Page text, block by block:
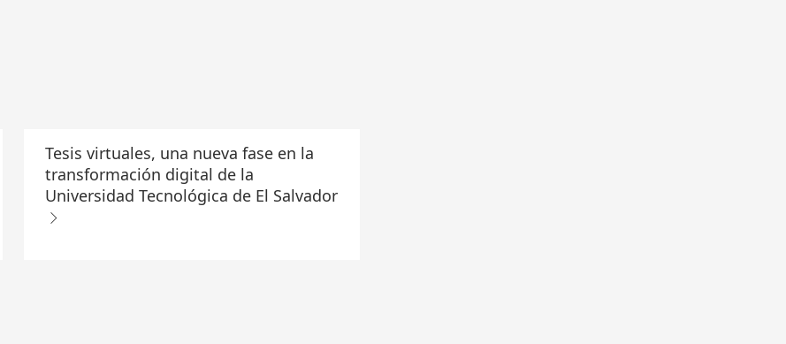
Tesis virtuales, una nueva fase en la
transformación digital de la
Universidad Tecnológica de El Salvador